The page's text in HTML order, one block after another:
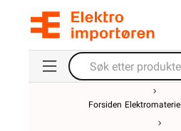
Forsiden Elektromateriell